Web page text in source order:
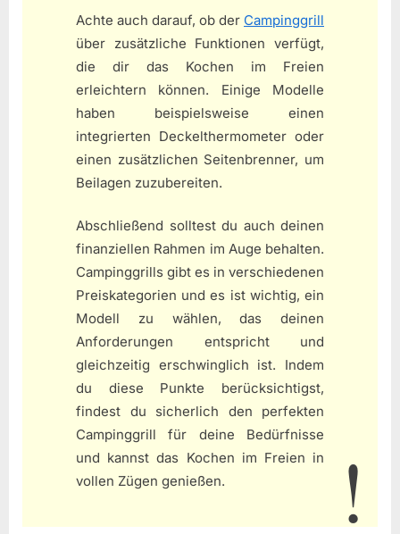
Achte auch darauf, ob der Campinggrill
über zusätzliche Funktionen verfügt,
die dir das Kochen im Freien
erleichtern können. Einige Modelle
haben beispielsweise einen
integrierten Deckelthermometer oder
einen zusätzlichen Seitenbrenner, um
Beilagen zuzubereiten.
Abschließend solltest du auch deinen
finanziellen Rahmen im Auge behalten.
Campinggrills gibt es in verschiedenen
Preiskategorien und es ist wichtig, ein
Modell zu wählen, das deinen
Anforderungen entspricht und
gleichzeitig erschwinglich ist. Indem
du diese Punkte berücksichtigst,
findest du sicherlich den perfekten
Campinggrill für deine Bedürfnisse
und kannst das Kochen im Freien in
vollen Zügen genießen.